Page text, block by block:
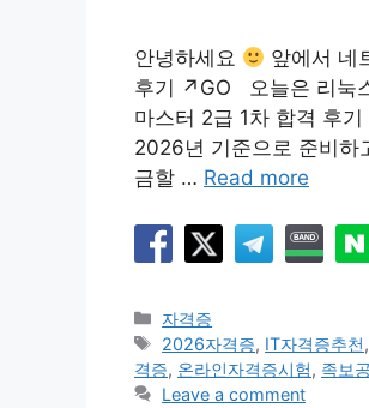
안녕하세요
앞에서 네
후기 ↗GO 오늘은 리눅
마스터 2급 1차 합격 후
2026년 기준으로 준비하
금할 … Read more
Categories
자격증
Tags
2026자격증, IT자격증추천,
격증, 온라인자격증시험, 족보
Leave a comment